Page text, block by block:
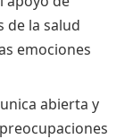
de la salud
emociones
abierta y